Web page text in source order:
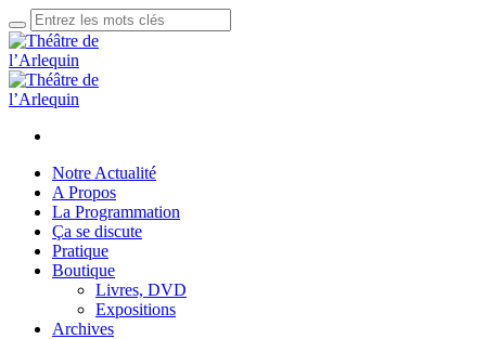
Notre Actualité
A Propos
La Programmation
Ça se discute
Pratique
Boutique
Livres, DVD
Expositions
Archives